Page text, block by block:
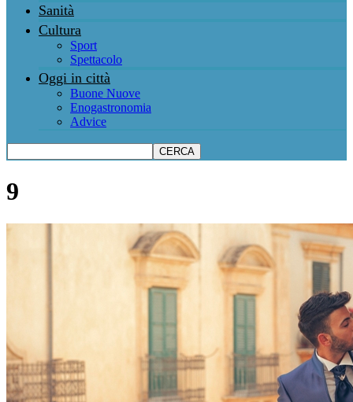
Sanità
Cultura
Sport
Spettacolo
Oggi in città
Buone Nuove
Enogastronomia
Advice
9